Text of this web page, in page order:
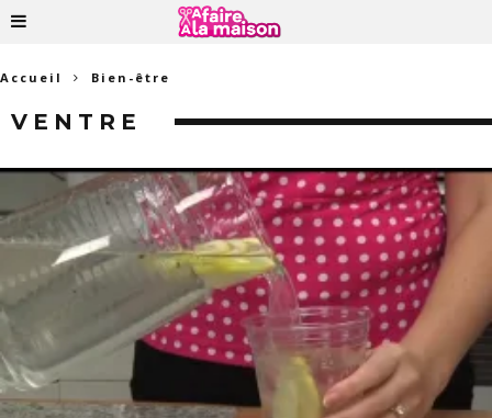
Accueil Bien-être
VENTRE